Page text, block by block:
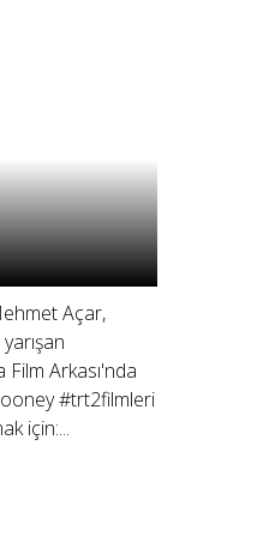
Açar,
Arkası'nda
#trt2filmleri
için:...